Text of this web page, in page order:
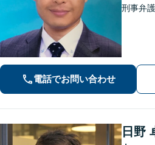
刑事弁
電話でお問い合わせ
日野